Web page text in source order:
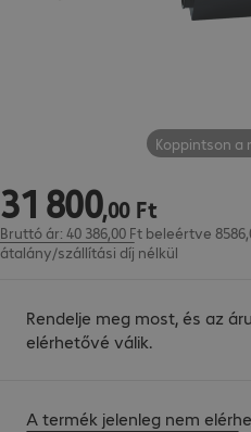
Koppintson a
31 800,00 Ft
31 800,00 Ft
Bruttó ár: 40 386,00 Ft beleértve
átalány/szállítási díj nélkül
Rendelje meg most, és az
elérhetővé válik.
A termék jelenleg nem